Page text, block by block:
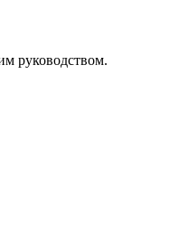
руководством.